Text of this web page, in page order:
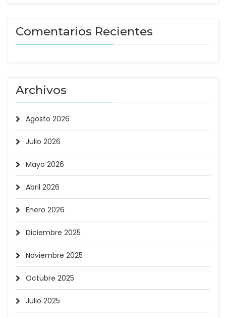
Comentarios Recientes
Archivos
Agosto 2026
Julio 2026
Mayo 2026
Abril 2026
Enero 2026
Diciembre 2025
Noviembre 2025
Octubre 2025
Julio 2025